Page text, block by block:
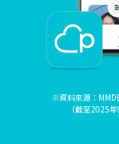
※資料來源：MMD
（截至2025